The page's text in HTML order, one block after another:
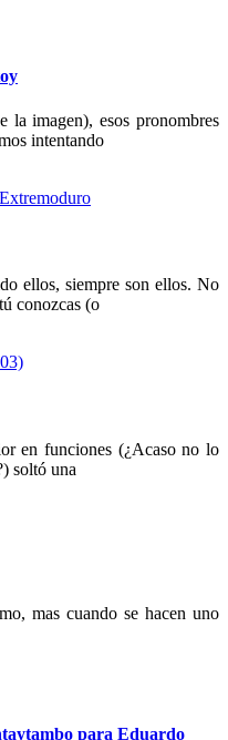
la imagen), esos pronombres
intentando
ellos, siempre son ellos. No
conozcas (o
en funciones (¿Acaso no lo
soltó una
mas cuando se hacen uno
para Eduardo